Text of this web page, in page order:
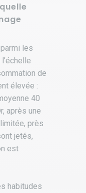
les
de
élevée :
40
après une
près
jetés,
est
habitudes